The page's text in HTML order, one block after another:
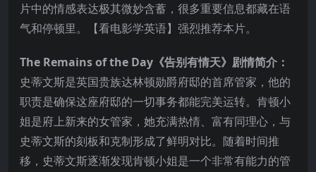
片中的情感表达极其微妙含蓄，很多重要信息都藏在语
气和停顿里。【看电影学英语】强烈推荐本片。
The Remains of the Day《告别有情天》剧情简介：
史蒂文斯是英国贵族达林顿勋爵府邸的首席管家，他的
职责是确保这座府邸的一切事务都能完美运转。肯顿小
姐是府上新来的女管家，她充满热情、富有同理心，与
史蒂文斯的刻板和克制形成了鲜明对比。随着时间推
移，史蒂文斯逐渐发现肯顿小姐是一个非常有能力的管